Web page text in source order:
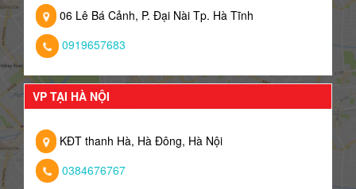
06 Lê Bá Cảnh, P. Đại Nài Tp. Hà Tĩnh
0919657683
VP TẠI HÀ NỘI
KĐT thanh Hà, Hà Đông, Hà Nội
0384676767